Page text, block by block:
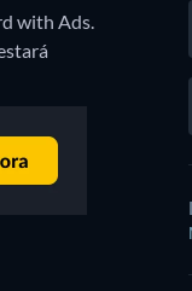
with Ads.